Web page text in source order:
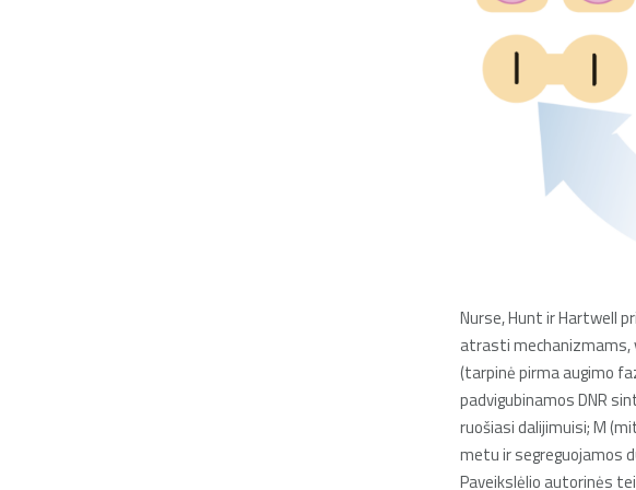
Nurse, Hunt ir Hartwell
atrasti mechanizmams,
(tarpinė pirma augimo
padvigubinamos DNR
ruošiasi dalijimuisi; M
metu ir segreguojamos
Paveikslėlio autorinės